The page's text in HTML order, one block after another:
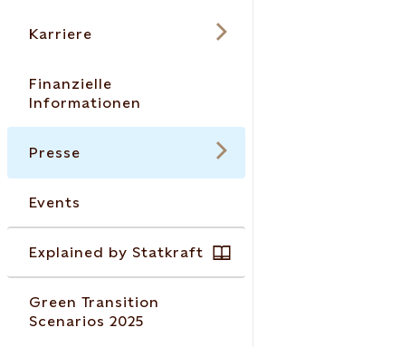
Karriere
Finanzielle
Informationen
Presse
Events
Explained by Statkraft
Green Transition
Scenarios 2025